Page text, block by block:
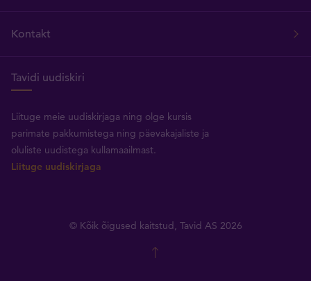
Kontakt
Tavidi uudiskiri
Liituge meie uudiskirjaga ning olge kursis
parimate pakkumistega ning päevakajaliste ja
oluliste uudistega kullamaailmast.
Liituge uudiskirjaga
© Kõik õigused kaitstud, Tavid AS 2026